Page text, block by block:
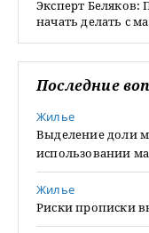
Эксперт
начать делать с
Последние
Жилье
Выделение доли
использовании
Жилье
Риски прописки